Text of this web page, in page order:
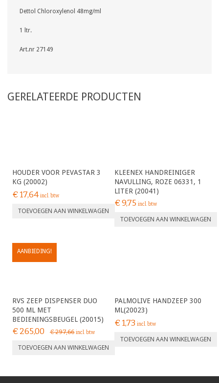
Dettol Chloroxylenol 48mg/ml
1 ltr.
Art.nr 27149
GERELATEERDE PRODUCTEN
HOUDER VOOR PEVASTAR 3
KG (20002)
€17,64 incl. btw
TOEVOEGEN AAN WINKELWAGEN
KLEENEX HANDREINIGER
NAVULLING, ROZE 06331, 1
LITER (20041)
€9,75 incl. btw
TOEVOEGEN AAN WINKELWAGEN
AANBIEDING!
RVS ZEEP DISPENSER DUO
500 ML MET
BEDIENINGSBEUGEL (20015)
€297,66
€ 265,00 incl. btw
TOEVOEGEN AAN WINKELWAGEN
PALMOLIVE HANDZEEP 300
ML(20023)
€1,73 incl. btw
TOEVOEGEN AAN WINKELWAGEN